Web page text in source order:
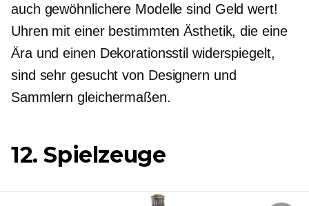
auch gewöhnlichere Modelle sind Geld wert!
Uhren mit einer bestimmten Ästhetik, die eine
Ära und einen Dekorationsstil widerspiegelt,
sind sehrgesucht von Designern und
Sammlern gleichermaßen.
12. Spielzeuge